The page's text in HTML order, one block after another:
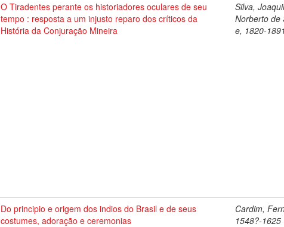
O Tiradentes perante os historiadores oculares de seu
tempo : resposta a um injusto reparo dos críticos da
História da Conjuração Mineira
Silva,
Norberto de
e, 1820-
Do principio e origem dos indios do Brasil e de seus
costumes, adoração e ceremonias
Cardim,
1548?-1625